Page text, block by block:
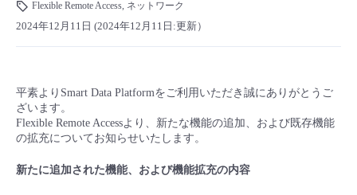
ネットワーク
モニタリング/監査
サポート
クラウド/サーバー
IoT
モニタリング/監査
料金シミュレーター
クラウド/サーバー
ネットワーク
ご利用開始ガイド
- 管理機能
■ セットアップガイド
- バックアップ
- セキュリティ・監査
故障/メンテナンス情報
サービス稼働状況
Flexible Remote Access, ネットワーク
2024年12月11日 (2024年12月11日:更新）
平素よりSmart Data Platformをご利用いただき誠にありがとうご
ざいます。
Flexible Remote Accessより、新たな機能の追加、および既存機能
の拡充についてお知らせいたします。
新たに追加された機能、および機能拡充の内容